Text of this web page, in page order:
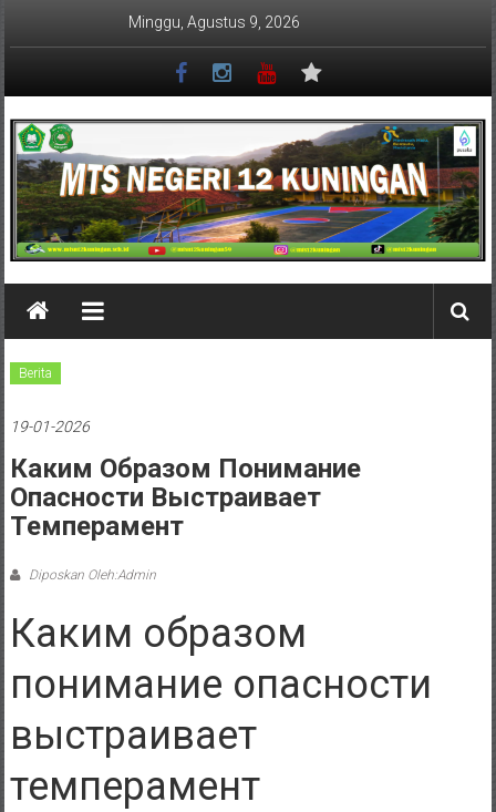
Minggu, Agustus 9, 2026
MTSN
12
KUNINGAN
Berita
19-01-2026
Каким Образом Понимание
Опасности Выстраивает
Темперамент
Diposkan Oleh:Admin
Каким образом
понимание опасности
выстраивает
темперамент